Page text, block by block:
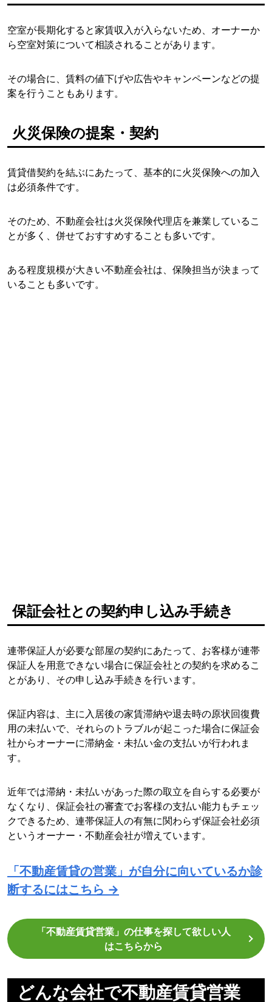
空室が長期化すると家賃収入が入らないため、オーナーか
ら空室対策について相談されることがあります。
その場合に、賃料の値下げや広告やキャンペーンなどの提
案を行うこともあります。
火災保険の提案・契約
賃貸借契約を結ぶにあたって、基本的に火災保険への加入
は必須条件です。
そのため、不動産会社は火災保険代理店を兼業しているこ
とが多く、併せておすすめすることも多いです。
ある程度規模が大きい不動産会社は、保険担当が決まって
いることも多いです。
保証会社との契約申し込み手続き
連帯保証人が必要な部屋の契約にあたって、お客様が連帯
保証人を用意できない場合に保証会社との契約を求めるこ
とがあり、その申し込み手続きを行います。
保証内容は、主に入居後の家賃滞納や退去時の原状回復費
用の未払いで、それらのトラブルが起こった場合に保証会
社からオーナーに滞納金・未払い金の支払いが行われま
す。
近年では滞納・未払いがあった際の取立を自らする必要が
なくなり、保証会社の審査でお客様の支払い能力もチェッ
クできるため、連帯保証人の有無に関わらず保証会社必須
というオーナー・不動産会社が増えています。
「不動産賃貸の営業」が自分に向いているか診
断するにはこちら →
「不動産賃貸営業」の仕事を探して欲しい人
はこちらから
どんな会社で不動産賃貸営業